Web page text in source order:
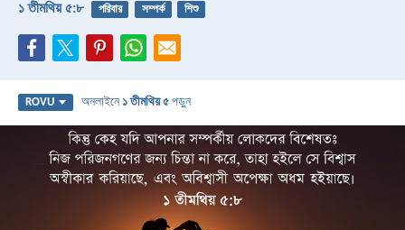
১ তীমথিয় ৫:৮ পরিবার সম্পর্ক শিশু
ROVU অনলাইনে ১ তীমথিয় ৫ পড়ুন